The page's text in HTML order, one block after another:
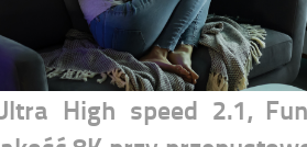
High speed 2.1,